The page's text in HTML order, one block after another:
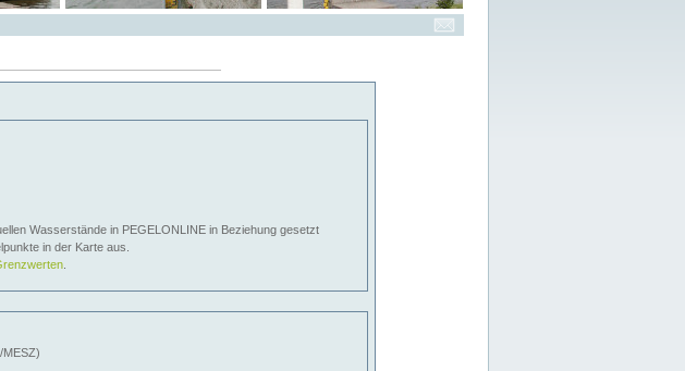
Wasserstände in PEGELONLINE in Beziehung gesetzt
in der Karte aus.